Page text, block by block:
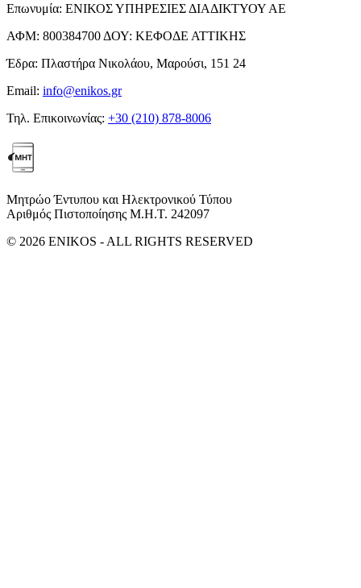
Επωνυμία: ΕΝΙΚΟΣ ΥΠΗΡΕΣΙΕΣ ΔΙΑΔΙΚΤΥΟΥ ΑΕ
ΑΦΜ: 800384700 ΔΟΥ: ΚΕΦΟΔΕ ΑΤΤΙΚΗΣ
Έδρα: Πλαστήρα Νικολάου, Μαρούσι, 151 24
Email: info@enikos.gr
Τηλ. Επικοινωνίας: +30 (210) 878-8006
Μητρώο Έντυπου και Ηλεκτρονικού Τύπου
Αριθμός Πιστοποίησης Μ.Η.Τ. 242097
© 2026 ENIKOS - ALL RIGHTS RESERVED